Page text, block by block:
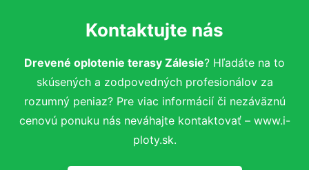
Kontaktujte nás
Drevené oplotenie terasy Zálesie? Hľadáte na to
skúsených a zodpovedných profesionálov za
rozumný peniaz? Pre viac informácií či nezáväznú
cenovú ponuku nás neváhajte kontaktovať – www.i-
ploty.sk.